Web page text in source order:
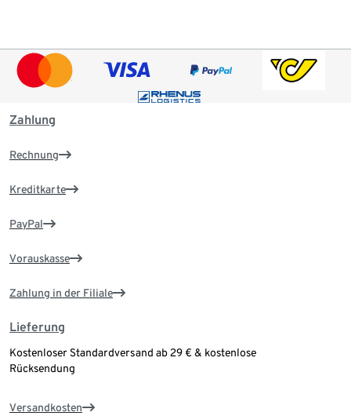
Zahlung
Rechnung
Kreditkarte
PayPal
Vorauskasse
Zahlung in der Filiale
Lieferung
Kostenloser Standardversand ab 29 € & kostenlose
Rücksendung
Versandkosten